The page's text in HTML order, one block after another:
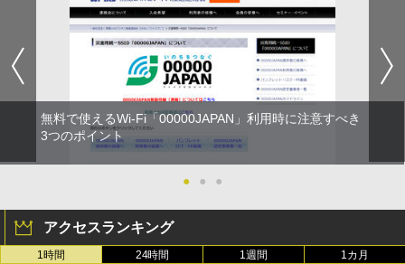
無料で使えるWi-Fi「00000JAPAN」利用時に注意すべき
3つのポイント
● ● ●
アクセスランキング
1時間 24時間 1週間 1カ月